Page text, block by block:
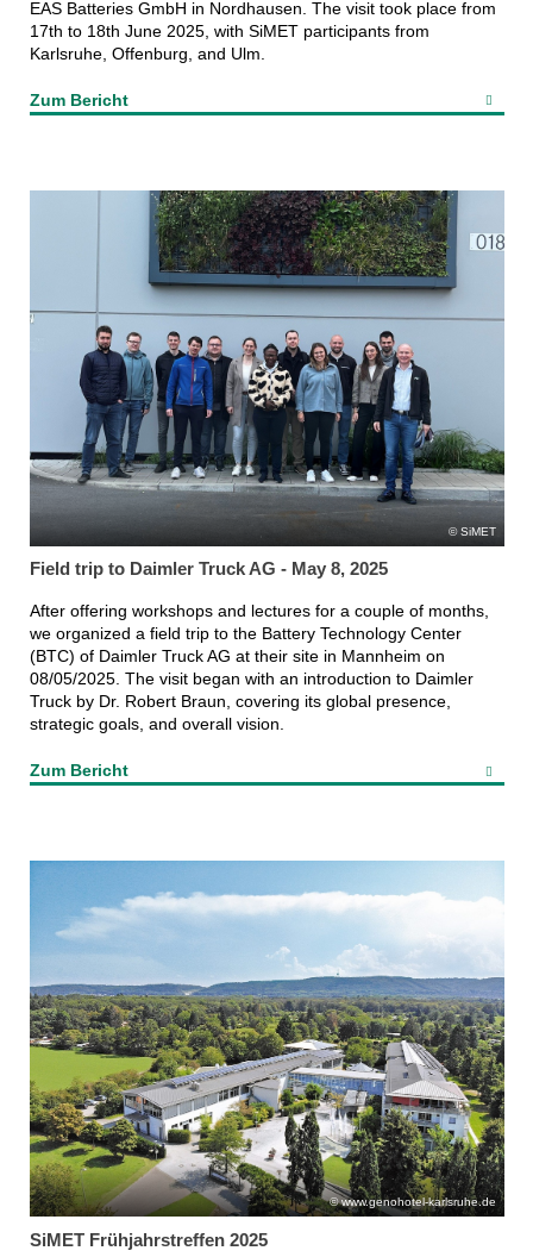
EAS Batteries GmbH in Nordhausen. The visit took place from
17th to 18th June 2025, with SiMET participants from
Karlsruhe, Offenburg, and Ulm.
Zum Bericht
SiMET
Field trip to Daimler Truck AG - May 8, 2025
After offering workshops and lectures for a couple of months,
we organized a field trip to the Battery Technology Center
(BTC) of Daimler Truck AG at their site in Mannheim on
08/05/2025. The visit began with an introduction to Daimler
Truck by Dr. Robert Braun, covering its global presence,
strategic goals, and overall vision.
Zum Bericht
www.genohotel-karlsruhe.de
SiMET Frühjahrstreffen 2025